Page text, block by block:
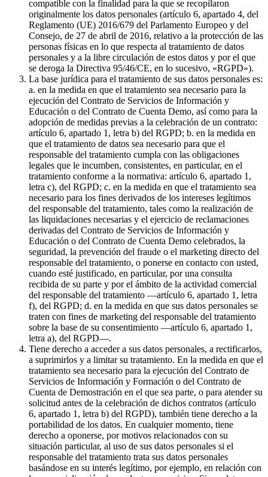
compatible con la finalidad para la que se recopilaron
originalmente los datos personales (artículo 6, apartado 4, del
Reglamento (UE) 2016/679 del Parlamento Europeo y del
Consejo, de 27 de abril de 2016, relativo a la protección de las
personas físicas en lo que respecta al tratamiento de datos
personales y a la libre circulación de estos datos y por el que
se deroga la Directiva 95/46/CE, en lo sucesivo, «RGPD»).
La base jurídica para el tratamiento de sus datos personales es:
a. en la medida en que el tratamiento sea necesario para la
ejecución del Contrato de Servicios de Información y
Educación o del Contrato de Cuenta Demo, así como para la
adopción de medidas previas a la celebración de un contrato:
artículo 6, apartado 1, letra b) del RGPD; b. en la medida en
que el tratamiento de datos sea necesario para que el
responsable del tratamiento cumpla con las obligaciones
legales que le incumben, consistentes, en particular, en el
tratamiento conforme a la normativa: artículo 6, apartado 1,
letra c), del RGPD; c. en la medida en que el tratamiento sea
necesario para los fines derivados de los intereses legítimos
del responsable del tratamiento, tales como la realización de
las liquidaciones necesarias y el ejercicio de reclamaciones
derivadas del Contrato de Servicios de Información y
Educación o del Contrato de Cuenta Demo celebrados, la
seguridad, la prevención del fraude o el marketing directo del
responsable del tratamiento, o ponerse en contacto con usted,
cuando esté justificado, en particular, por una consulta
recibida de su parte y por el ámbito de la actividad comercial
del responsable del tratamiento —artículo 6, apartado 1, letra
f), del RGPD; d. en la medida en que sus datos personales se
traten con fines de marketing del responsable del tratamiento
sobre la base de su consentimiento —artículo 6, apartado 1,
letra a), del RGPD—.
Tiene derecho a acceder a sus datos personales, a rectificarlos,
a suprimirlos y a limitar su tratamiento. En la medida en que el
tratamiento sea necesario para la ejecución del Contrato de
Servicios de Información y Formación o del Contrato de
Cuenta de Demostración en el que sea parte, o para atender su
solicitud antes de la celebración de dichos contratos (artículo
6, apartado 1, letra b) del RGPD), también tiene derecho a la
portabilidad de los datos. En cualquier momento, tiene
derecho a oponerse, por motivos relacionados con su
situación particular, al uso de sus datos personales si el
responsable del tratamiento trata sus datos personales
basándose en su interés legítimo, por ejemplo, en relación con